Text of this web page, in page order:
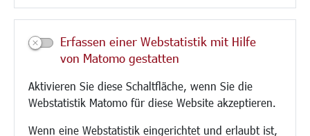
Erfassen einer Webstatistik mit Hilfe
von Matomo gestatten
Aktivieren Sie diese Schaltfläche, wenn Sie die
Webstatistik Matomo für diese Website akzeptieren.
Wenn eine Webstatistik eingerichtet und erlaubt ist,
Kultur/Freizeit/Tourismus
Veranstaltungen
Neue Stadthalle Langen
Bäder
Musikschule